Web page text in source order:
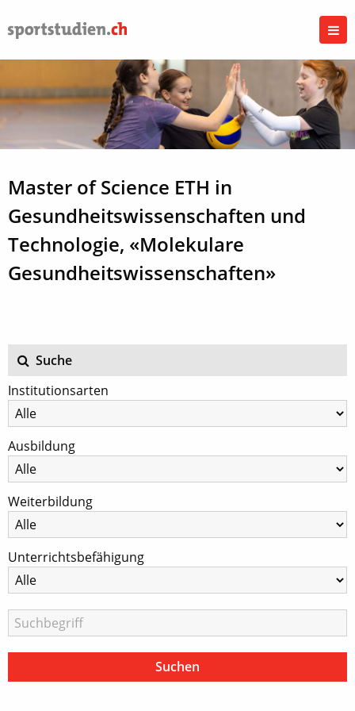
Master of Science ETH in
Gesundheitswissenschaften und
Technologie, «Molekulare
Gesundheitswissenschaften»
Suche
Institutionsarten
Ausbildung
Weiterbildung
Unterrichtsbefähigung